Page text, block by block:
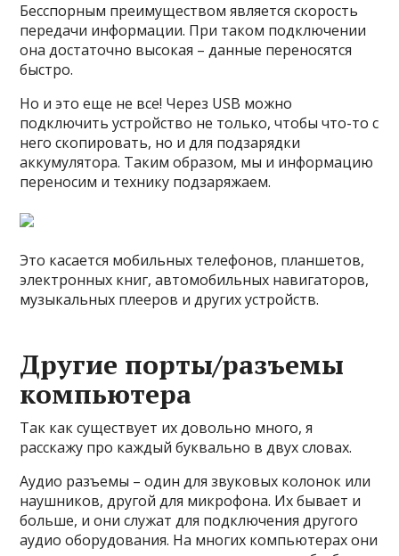
Бесспорным преимуществом является скорость
передачи информации. При таком подключении
она достаточно высокая – данные переносятся
быстро.
Но и это еще не все! Через USB можно
подключить устройство не только, чтобы что-то с
него скопировать, но и для подзарядки
аккумулятора. Таким образом, мы и информацию
переносим и технику подзаряжаем.
Это касается мобильных телефонов, планшетов,
электронных книг, автомобильных навигаторов,
музыкальных плееров и других устройств.
Другие порты/разъемы
компьютера
Так как существует их довольно много, я
расскажу про каждый буквально в двух словах.
Аудио разъемы – один для звуковых колонок или
наушников, другой для микрофона. Их бывает и
больше, и они служат для подключения другого
аудио оборудования. На многих компьютерах они